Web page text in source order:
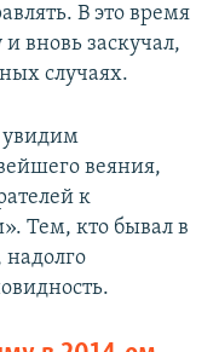
В это время
вновь заскучал,
случаях.
увидим
веяния,
к
Тем, кто бывал в